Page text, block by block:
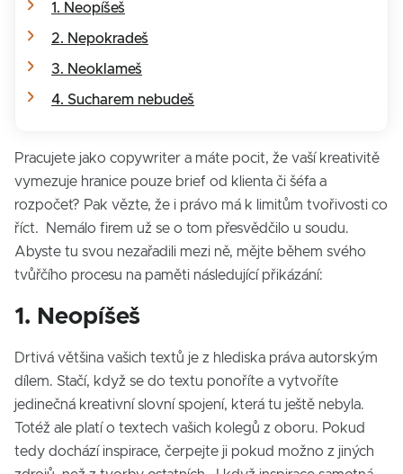
1. Neopíšeš
2. Nepokradeš
3. Neoklameš
4. Sucharem nebudeš
Pracujete jako copywriter a máte pocit, že vaší kreativitě
vymezuje hranice pouze brief od klienta či šéfa a
rozpočet? Pak vězte, že i právo má k limitům tvořivosti co
říct. Nemálo firem už se o tom přesvědčilo u soudu.
Abyste tu svou nezařadili mezi ně, mějte během svého
tvůřčího procesu na paměti následující přikázání:
1. Neopíšeš
Drtivá většina vašich textů je z hlediska práva autorským
dílem. Stačí, když se do textu ponoříte a vytvoříte
jedinečná kreativní slovní spojení, která tu ještě nebyla.
Totéž ale platí o textech vašich kolegů z oboru. Pokud
tedy dochází inspirace, čerpejte ji pokud možno z jiných